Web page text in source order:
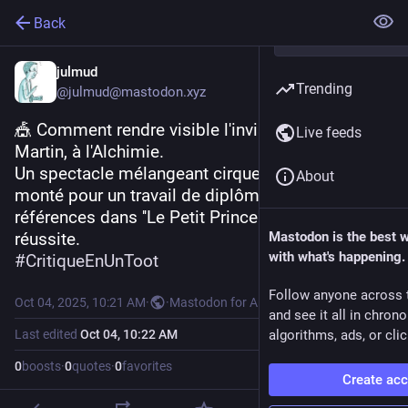
Back
julmud
@julmud@mastodon.xyz
🎪 Comment rendre visible l'invisible ?. De Lena
Martin, à l'Alchimie.
Un spectacle mélangeant cirque et théâtre,
monté pour un travail de diplôme, puisant ses
références dans ''Le Petit Prince''. Une belle
réussite.
#CritiqueEnUnToot
Oct 04, 2025, 10:21 AM· ·Mastodon for Android
Last edited Oct 04, 10:22 AM
0boosts·0quotes·0favorites
Trending
Live feeds
About
Mastodon is the best
with what's happening.
Follow anyone across
and see it all in
algorithms, ads, or
Create